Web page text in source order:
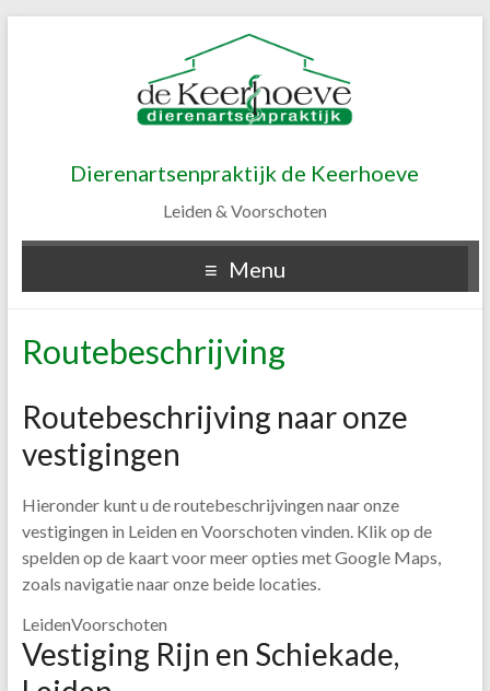
Dierenartsenpraktijk de Keerhoeve
Leiden & Voorschoten
Menu
Routebeschrijving
Routebeschrijving naar onze
vestigingen
Hieronder kunt u de routebeschrijvingen naar onze
vestigingen in Leiden en Voorschoten vinden. Klik op de
spelden op de kaart voor meer opties met Google Maps,
zoals navigatie naar onze beide locaties.
LeidenVoorschoten
Vestiging Rijn en Schiekade,